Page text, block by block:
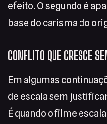
efeito. O segundo é
base do carisma do
CONFLITO QUE CRESCE
Em algumas
de escala sem
É quando o filme